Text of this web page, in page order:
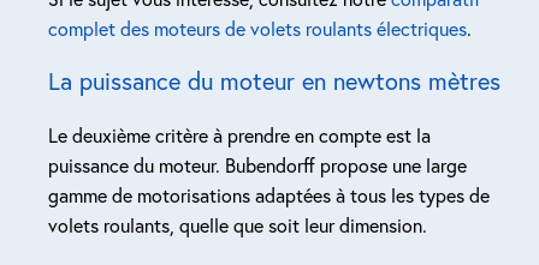
complet des moteurs de volets roulants électriques.
La puissance du moteur en newtons mètres
Le deuxième critère à prendre en compte est la
puissance du moteur. Bubendorff propose une large
gamme de motorisations adaptées à tous les types de
volets roulants, quelle que soit leur dimension.